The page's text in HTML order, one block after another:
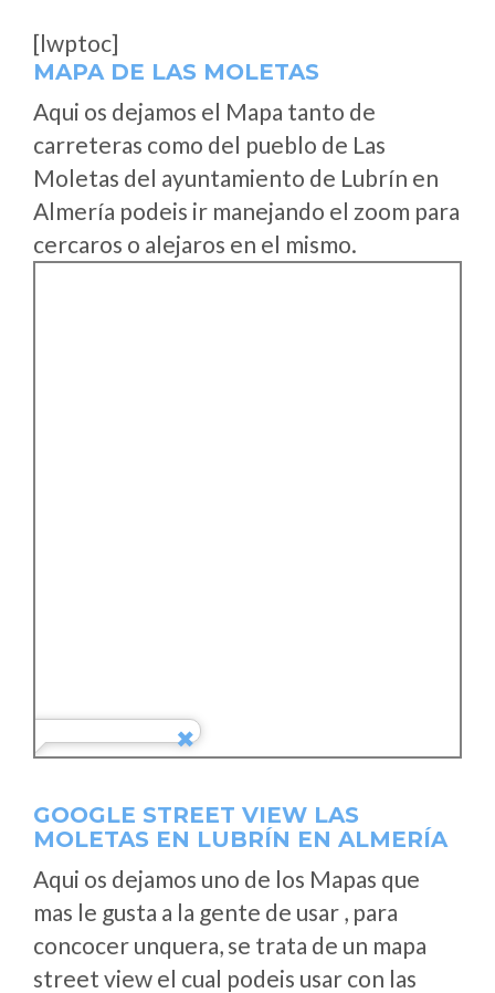
[lwptoc]
MAPA DE LAS MOLETAS
Aqui os dejamos el Mapa tanto de
carreteras como del pueblo de Las
Moletas del ayuntamiento de Lubrín en
Almería podeis ir manejando el zoom para
cercaros o alejaros en el mismo.
GOOGLE STREET VIEW LAS
MOLETAS EN LUBRÍN EN ALMERÍA
Aqui os dejamos uno de los Mapas que
mas le gusta a la gente de usar , para
concocer unquera, se trata de un mapa
street view el cual podeis usar con las